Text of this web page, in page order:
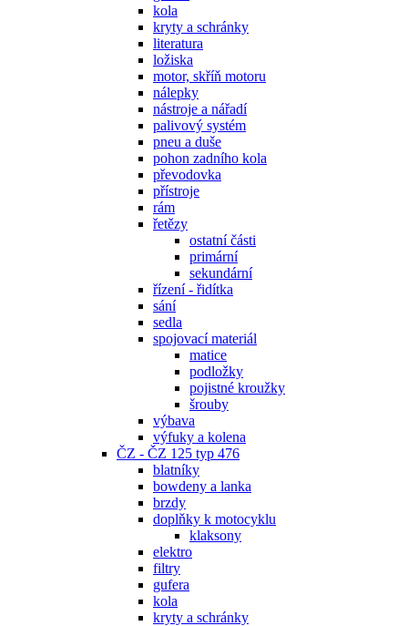
kola
kryty a schránky
literatura
ložiska
motor, skříň motoru
nálepky
nástroje a nářadí
palivový systém
pneu a duše
pohon zadního kola
převodovka
přístroje
rám
řetězy
ostatní části
primární
sekundární
řízení - řidítka
sání
sedla
spojovací materiál
matice
podložky
pojistné kroužky
šrouby
výbava
výfuky a kolena
ČZ - ČZ 125 typ 476
blatníky
bowdeny a lanka
brzdy
doplňky k motocyklu
klaksony
elektro
filtry
gufera
kola
kryty a schránky